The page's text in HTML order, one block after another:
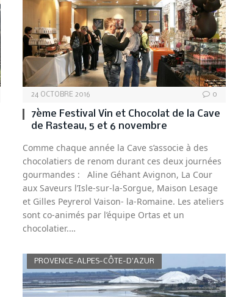
24 OCTOBRE 2016 0
7ème Festival Vin et Chocolat de la Cave
de Rasteau, 5 et 6 novembre
Comme chaque année la Cave s’associe à des
chocolatiers de renom durant ces deux journées
gourmandes : Aline Géhant Avignon, La Cour
aux Saveurs l’Isle-sur-la-Sorgue, Maison Lesage
et Gilles Peyrerol Vaison- la-Romaine. Les ateliers
sont co-animés par l’équipe Ortas et un
chocolatier.…
PROVENCE-ALPES-CÔTE-D’AZUR